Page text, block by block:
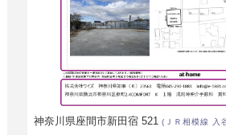
神奈川県座間市新田宿 521(ＪＲ相模線 入